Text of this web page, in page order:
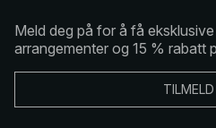
Meld deg på for å få
arrangementer og 15 % rabatt